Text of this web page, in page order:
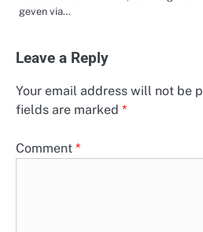
geven via…
Leave a Reply
Your email address will not be
fields are marked *
Comment *